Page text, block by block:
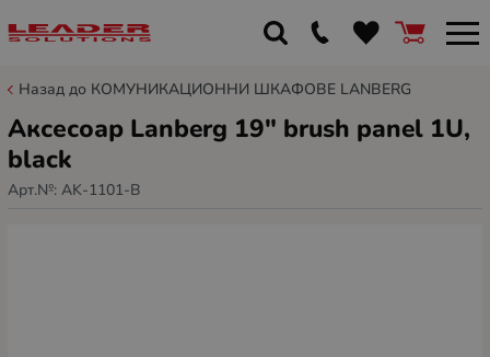
Назад до КОМУНИКАЦИОННИ ШКАФОВЕ LANBERG
Аксесоар Lanberg 19" brush panel 1U,
black
Арт.№: AK-1101-B